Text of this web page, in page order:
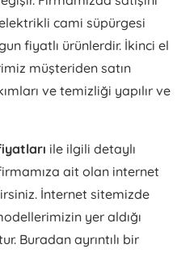
cami süpürgesi
fiyatlı ürünlerdir. İkinci el
müşteriden satın
ve temizliği yapılır ve
ile ilgili detaylı
ait olan internet
İnternet sitemizde
yer aldığı
Buradan ayrıntılı bir